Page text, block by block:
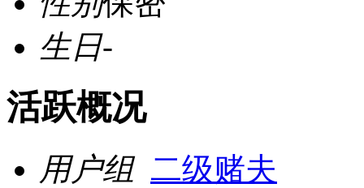
生日-
活跃概况
用户组 二级赌夫